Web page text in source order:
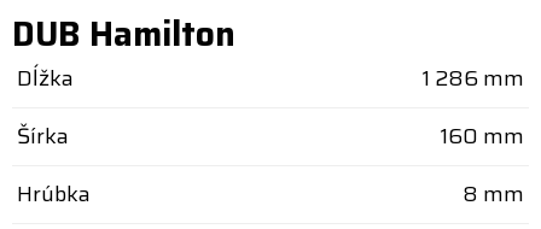
DUB Hamilton
Dĺžka
1 286 mm
Šírka
160 mm
Hrúbka
8 mm